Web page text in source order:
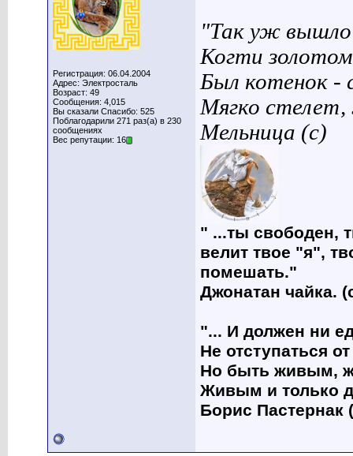
Регистрация: 06.04.2004
Адрес: Электросталь
Возраст: 49
Сообщения: 4,015
Вы сказали Спасибо: 525
Поблагодарили 271 раз(а) в 230
сообщениях
Вес репутации: 16
"Так уж вышло
Когти
Был котенок -
Мягко
Мельница (с)
" ...ты свободен,
велит твое "я",
помешать."
Джонатан чайка.
"... И должен ни
Не отступаться
Но быть живым,
Живым и только
Борис Пастернак